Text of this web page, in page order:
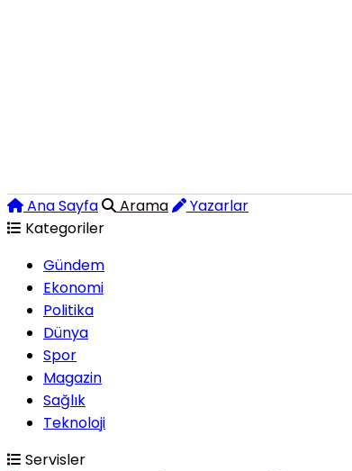
Ana Sayfa Arama
Yazarlar
Kategoriler
Gündem
Ekonomi
Politika
Dünya
Spor
Magazin
Sağlık
Teknoloji
Servisler